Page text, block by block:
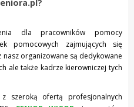
dla pracowników pomocy
pomocowych zajmujących się
organizowane są dedykowane
ale także kadrze kierowniczej tych
szeroką ofertą profesjonalnych